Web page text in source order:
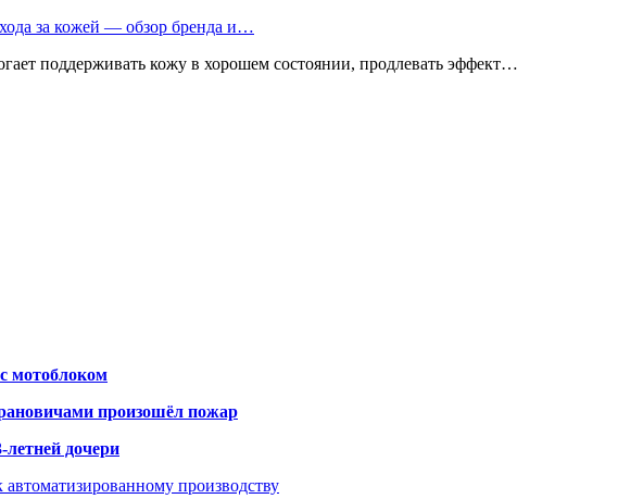
за кожей — обзор бренда и…
поддерживать кожу в хорошем состоянии, продлевать эффект…
мотоблоком
произошёл пожар
дочери
производству